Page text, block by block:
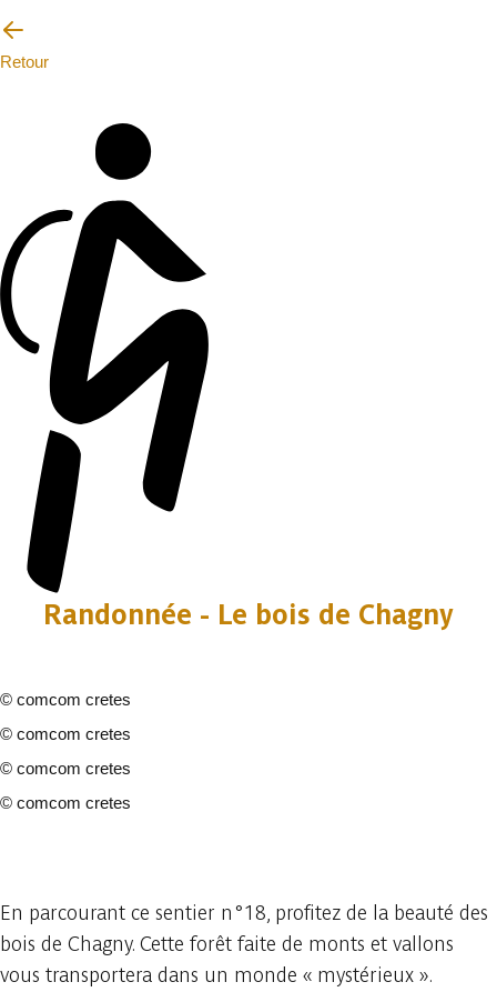
Retour
Randonnée - Le bois de Chagny
© comcom cretes
© comcom cretes
© comcom cretes
© comcom cretes
En parcourant ce sentier n°18, profitez de la beauté des
bois de Chagny. Cette forêt faite de monts et vallons
vous transportera dans un monde « mystérieux ».